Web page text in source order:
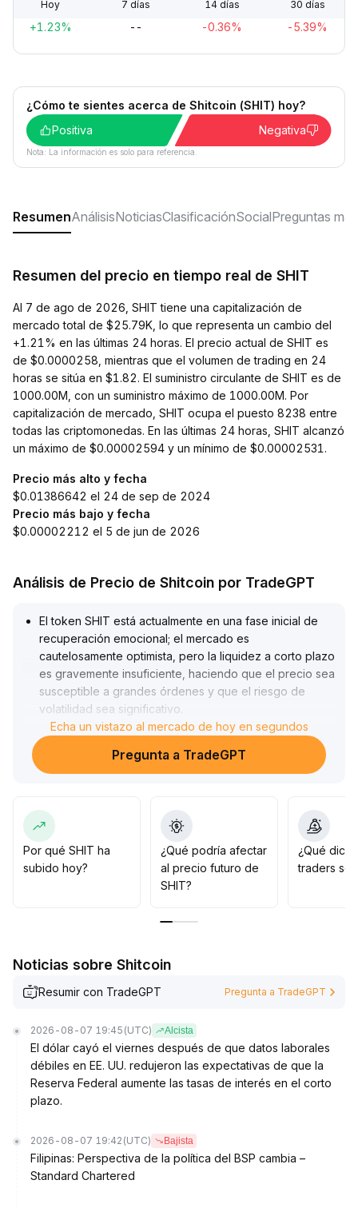
Hoy 7 días 14 días 30 días
+1.23% -- -0.36% -5.39%
¿Cómo te sientes acerca de Shitcoin (SHIT) hoy?
Positiva
Negativa
Nota: La información es solo para referencia.
ResumenAnálisisNoticiasClasificaciónSocialPreguntas
Resumen del precio en tiempo real de SHIT
Al 7 de ago de 2026, SHIT tiene una capitalización de
mercado total de $25.79K, lo que representa un cambio del
+1.21% en las últimas 24 horas. El precio actual de SHIT es
de $0.0000258, mientras que el volumen de trading en 24
horas se sitúa en $1.82. El suministro circulante de SHIT es de
1000.00M, con un suministro máximo de 1000.00M. Por
capitalización de mercado, SHIT ocupa el puesto 8238 entre
todas las criptomonedas. En las últimas 24 horas, SHIT alcanzó
un máximo de $0.00002594 y un mínimo de $0.00002531.
Precio más alto y fecha
$0.01386642 el 24 de sep de 2024
Precio más bajo y fecha
$0.00002212 el 5 de jun de 2026
Análisis de Precio de Shitcoin por TradeGPT
El token SHIT está actualmente en una fase inicial de
recuperación emocional; el mercado es
cautelosamente optimista, pero la liquidez a corto plazo
es gravemente insuficiente, haciendo que el precio sea
susceptible a grandes órdenes y que el riesgo de
volatilidad sea significativo
Se recomienda a los inversores probar con pequeñas
posiciones en el rango de 0
aumento significativo en el volumen, y establecer stop-
loss estrictos para evitar riesgos de liquidez
Echa un vistazo al mercado de hoy en segundos
Pregunta a TradeGPT
Por qué SHIT ha
subido hoy?
¿Qué podría afectar
al precio futuro de
SHIT?
¿Qué
traders
Noticias sobre Shitcoin
Resumir con TradeGPT Pregunta a TradeGPT
2026-08-07 19:45 (UTC) Alcista
El dólar cayó el viernes después de que datos laborales
débiles en EE. UU. redujeron las expectativas de que la
Reserva Federal aumente las tasas de interés en el corto
plazo.
2026-08-07 19:42 (UTC) Bajista
Filipinas: Perspectiva de la política del BSP cambia –
Standard Chartered